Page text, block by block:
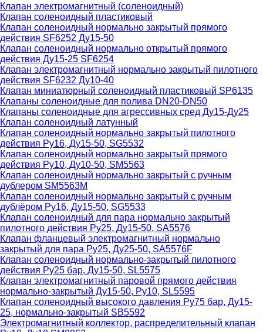
Клапан электромагнитный (соленоидный)
Клапан соленоидный пластиковый
Клапан соленоидный нормально закрытый прямого
действия SF6252 Ду15-50
Клапан соленоидный нормально открытый прямого
действия Ду15-25 SF6254
Клапан электромагнитный нормально закрытый пилотного
действия SF6232 Ду10-40
Клапан миниатюрный соленоидный пластиковый SP6135
Клапаны соленоидные для полива DN20-DN50
Клапаны соленоидные для агрессивных сред Ду15-Ду25
Клапан соленоидный латунный
Клапан соленоидный нормально закрытый пилотного
действия Ру16, Ду15-50, SG5532
Клапан соленоидный нормально закрытый прямого
действия Ру10, Ду10-50, SM5563
Клапан соленоидный нормально закрытый с ручным
дублером SM5563M
Клапан соленоидный нормально закрытый с ручным
дублёром Ру16, Ду15-50, SG5533
Клапан соленоидный для пара нормально закрытый
пилотного действия Ру25, Ду15-50, SA5576
Клапан фланцевый электромагнитный нормально
закрытый для пара Ру25, Ду25-50, SA5576F
Клапан соленоидный нормально-закрытый пилотного
действия Ру25 бар, Ду15-50, SL5575
Клапан электромагнитный паровой прямого действия
нормально-закрытый Ду15-50, Ру10, SL5595
Клапан соленоидный высокого давления Ру75 бар, Ду15-
25, нормально-закрытый SB5592
Электромагнитный коллектор, распределительный клапан